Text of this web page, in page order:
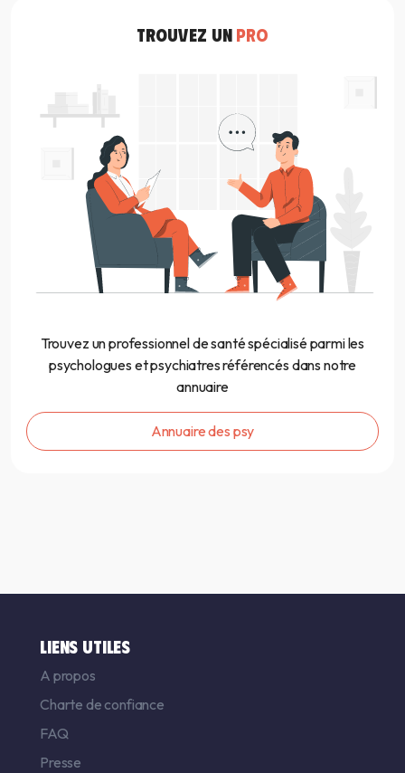
TROUVEZ UN PRO
Trouvez un professionnel de santé spécialisé parmi les
psychologues et psychiatres référencés dans notre
annuaire
Annuaire des psy
LIENS UTILES
A propos
Charte de confiance
FAQ
Presse